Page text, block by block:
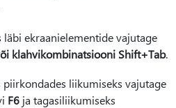
läbi ekraanielementide vajutage
klahvikombinatsiooni Shift+Tab.
liikumiseks vajutage
F6 ja tagasiliikumiseks